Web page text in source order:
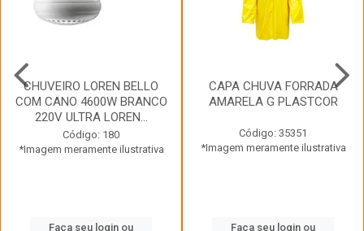
CHUVEIRO LOREN BELLO
COM CANO 4600W BRANCO
220V ULTRA LOREN...
Código: 180
*Imagem meramente ilustrativa
Faça seu login ou
CAPA CHUVA FORRADA
AMARELA G PLASTCOR
Código: 35351
*Imagem meramente ilustrativa
Faça seu login ou